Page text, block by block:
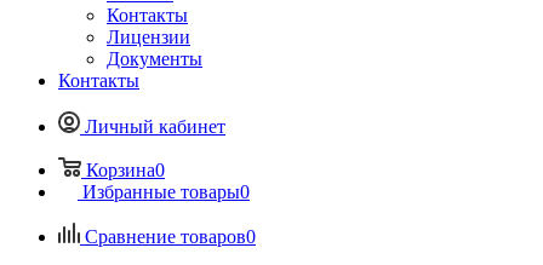
Контакты
Лицензии
Документы
Контакты
Личный кабинет
Корзина0
Избранные товары0
Сравнение товаров0